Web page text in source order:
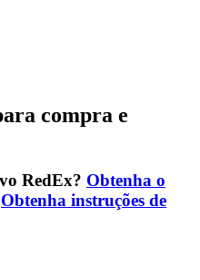
compra e
RedEx? Obtenha o
Obtenha instruções de